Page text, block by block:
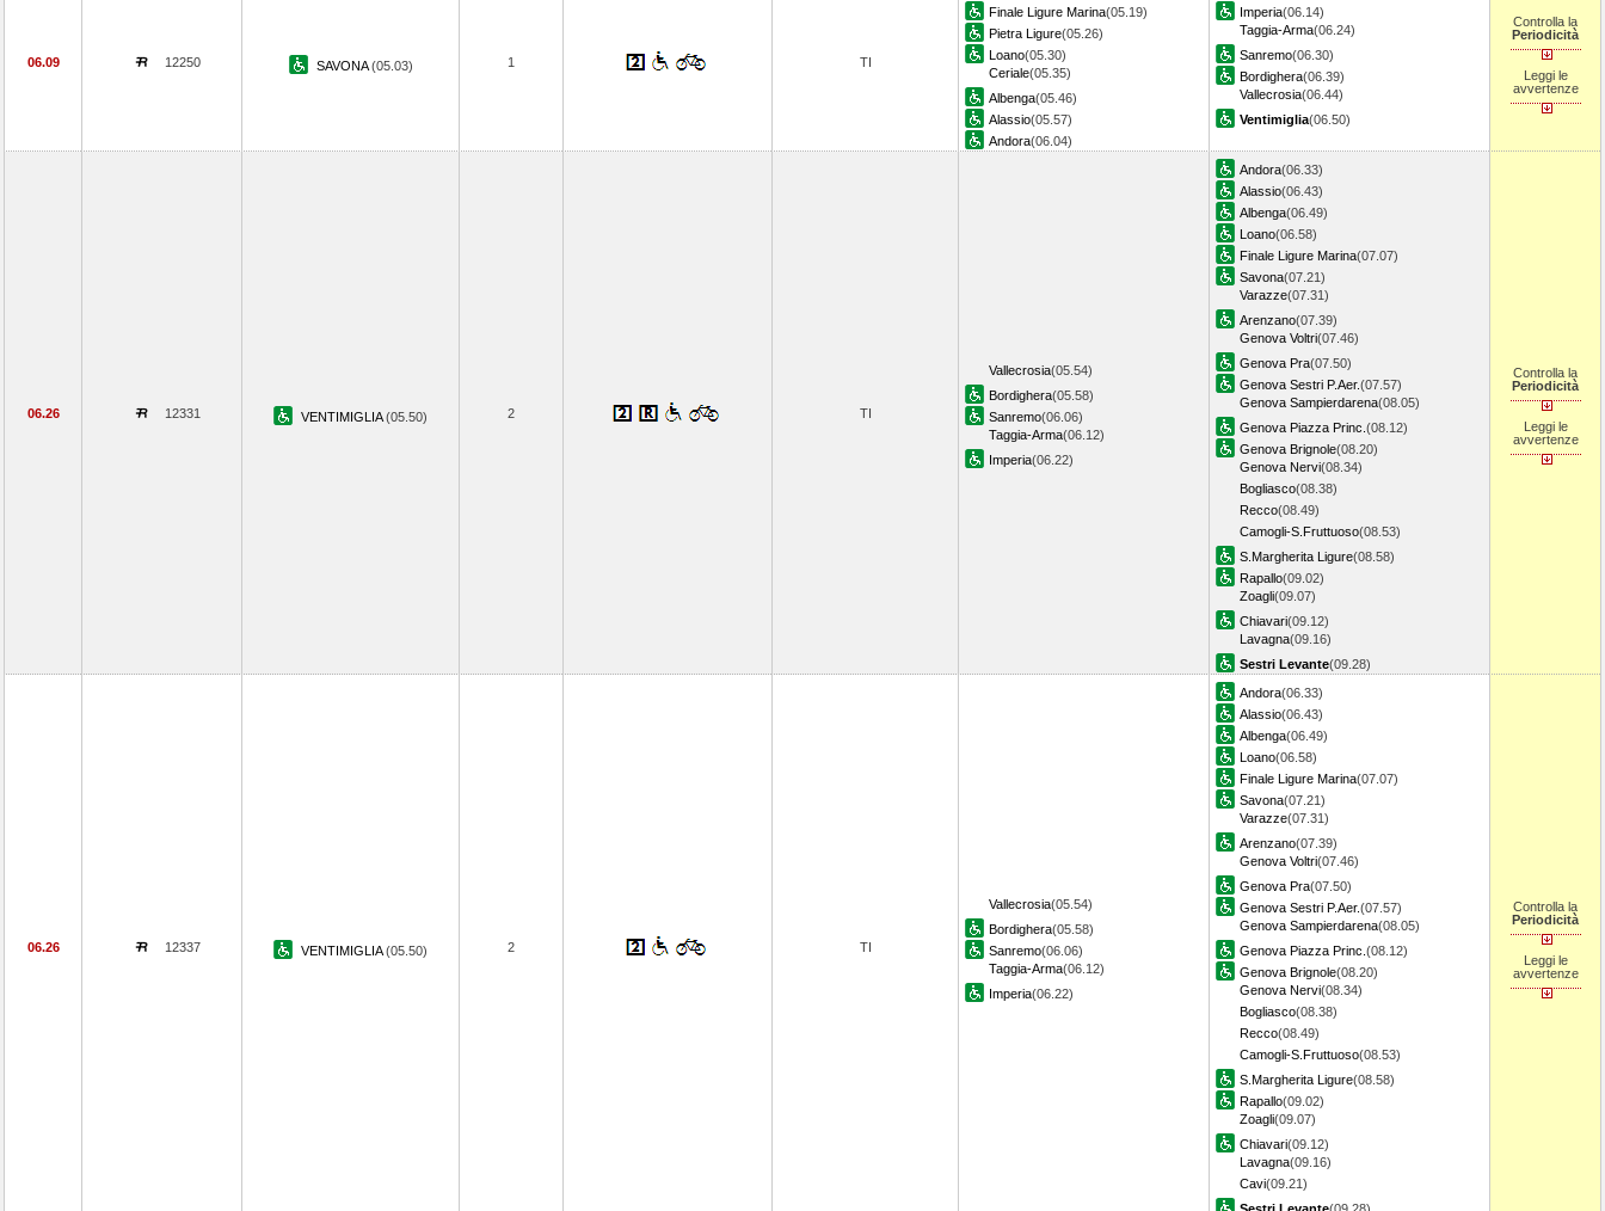
06.09 12250 SAVONA(05.03) 1 TI
Finale Ligure Marina(05.19)
Pietra Ligure(05.26)
Loano(05.30)
Ceriale(05.35)
Albenga(05.46)
Alassio(05.57)
Andora(06.04)
Imperia(06.14)
Taggia-Arma(06.24)
Sanremo(06.30)
Bordighera(06.39)
Vallecrosia(06.44)
Ventimiglia(06.50)
Controlla la
Periodicità
Leggi le
avvertenze
06.26 12331 VENTIMIGLIA(05.50) 2 TI
Vallecrosia(05.54)
Bordighera(05.58)
Sanremo(06.06)
Taggia-Arma(06.12)
Imperia(06.22)
Andora(06.33)
Alassio(06.43)
Albenga(06.49)
Loano(06.58)
Finale Ligure Marina(07.07)
Savona(07.21)
Varazze(07.31)
Arenzano(07.39)
Genova Voltri(07.46)
Genova Pra(07.50)
Genova Sestri P.Aer.(07.57)
Genova Sampierdarena(08.05)
Genova Piazza Princ. (08.12)
Genova Brignole(08.20)
Genova Nervi(08.34)
Bogliasco(08.38)
Recco(08.49)
Camogli-S.Fruttuoso(08.53)
S.Margherita Ligure(08.58)
Rapallo(09.02)
Zoagli(09.07)
Chiavari(09.12)
Lavagna(09.16)
Sestri Levante(09.28)
Controlla la
Periodicità
Leggi le
avvertenze
06.26 12337 VENTIMIGLIA(05.50) 2 TI
Vallecrosia(05.54)
Bordighera(05.58)
Sanremo(06.06)
Taggia-Arma(06.12)
Imperia(06.22)
Andora(06.33)
Alassio(06.43)
Albenga(06.49)
Loano(06.58)
Finale Ligure Marina(07.07)
Savona(07.21)
Varazze(07.31)
Arenzano(07.39)
Genova Voltri(07.46)
Genova Pra(07.50)
Genova Sestri P.Aer.(07.57)
Genova Sampierdarena(08.05)
Genova Piazza Princ. (08.12)
Genova Brignole(08.20)
Genova Nervi(08.34)
Bogliasco(08.38)
Recco(08.49)
Camogli-S.Fruttuoso(08.53)
S.Margherita Ligure(08.58)
Rapallo(09.02)
Zoagli(09.07)
Chiavari(09.12)
Lavagna(09.16)
Cavi(09.21)
Controlla la
Periodicità
Leggi le
avvertenze